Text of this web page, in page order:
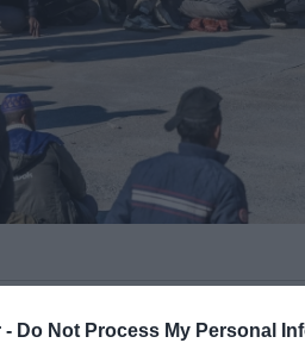
- Do Not Process My Personal
εφαρμογή το νέο